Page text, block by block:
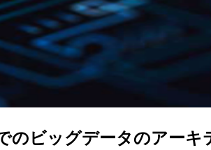
のビッグデータのアー